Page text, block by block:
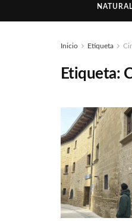
Inicio Etiqueta
Etiqueta: